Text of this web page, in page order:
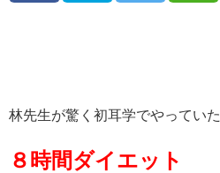
林先生が驚く初耳学でやっていた
８時間ダイエット